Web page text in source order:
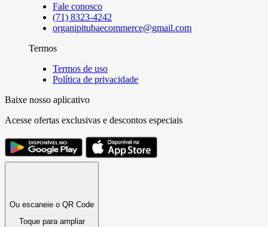
Fale conosco
(71) 8323-4242
organipitubaecommerce@gmail.com
Termos
Termos de uso
Política de privacidade
Baixe nosso aplicativo
Acesse ofertas exclusivas e descontos especiais
Ou escaneie o QR Code
Toque para ampliar